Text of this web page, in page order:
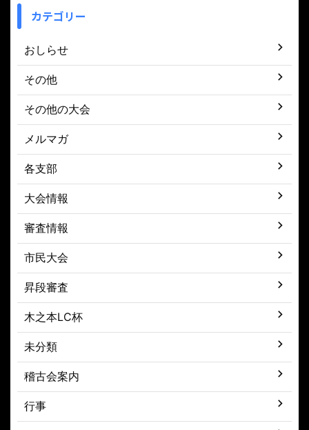
カテゴリー
おしらせ
その他
その他の大会
メルマガ
各支部
大会情報
審査情報
市民大会
昇段審査
木之本LC杯
未分類
稽古会案内
行事